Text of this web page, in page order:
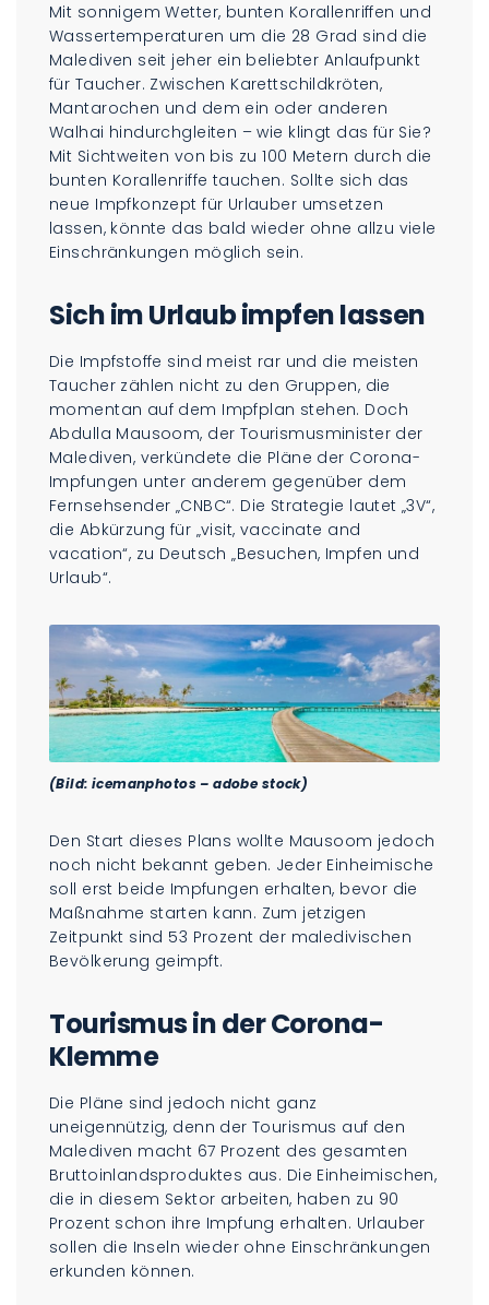
Mit sonnigem Wetter, bunten Korallenriffen und
Wassertemperaturen um die 28 Grad sind die
Malediven seit jeher ein beliebter Anlaufpunkt
für Taucher. Zwischen Karettschildkröten,
Mantarochen und dem ein oder anderen
Walhai hindurchgleiten – wie klingt das für Sie?
Mit Sichtweiten von bis zu 100 Metern durch die
bunten Korallenriffe tauchen. Sollte sich das
neue Impfkonzept für Urlauber umsetzen
lassen, könnte das bald wieder ohne allzu viele
Einschränkungen möglich sein.
Sich im Urlaub impfen lassen
Die Impfstoffe sind meist rar und die meisten
Taucher zählen nicht zu den Gruppen, die
momentan auf dem Impfplan stehen. Doch
Abdulla Mausoom, der Tourismusminister der
Malediven, verkündete die Pläne der Corona-
Impfungen unter anderem gegenüber dem
Fernsehsender „CNBC“. Die Strategie lautet „3V“,
die Abkürzung für „visit, vaccinate and
vacation“, zu Deutsch „Besuchen, Impfen und
Urlaub“.
(Bild: icemanphotos – adobe stock)
Den Start dieses Plans wollte Mausoom jedoch
noch nicht bekannt geben. Jeder Einheimische
soll erst beide Impfungen erhalten, bevor die
Maßnahme starten kann. Zum jetzigen
Zeitpunkt sind 53 Prozent der maledivischen
Bevölkerung geimpft.
Tourismus in der Corona-
Klemme
Die Pläne sind jedoch nicht ganz
uneigennützig, denn der Tourismus auf den
Malediven macht 67 Prozent des gesamten
Bruttoinlandsproduktes aus. Die Einheimischen,
die in diesem Sektor arbeiten, haben zu 90
Prozent schon ihre Impfung erhalten. Urlauber
sollen die Inseln wieder ohne Einschränkungen
erkunden können.